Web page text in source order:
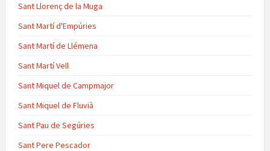
Sant Llorenç de la Muga
Sant Martí d'Empúries
Sant Martí de Llémena
Sant Martí Vell
Sant Miquel de Campmajor
Sant Miquel de Fluvià
Sant Pau de Segúries
Sant Pere Pescador